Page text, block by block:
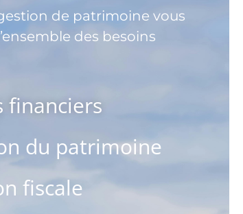
de patrimoine vous
des besoins
financiers
du patrimoine
fiscale